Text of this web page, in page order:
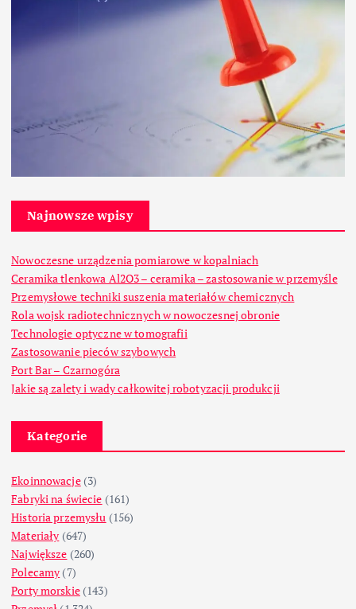
Najnowsze wpisy
Nowoczesne urządzenia pomiarowe w kopalniach
Ceramika tlenkowa Al2O3 – ceramika – zastosowanie w przemyśle
Przemysłowe techniki suszenia materiałów chemicznych
Rola wojsk radiotechnicznych w nowoczesnej obronie
Technologie optyczne w tomografii
Zastosowanie pieców szybowych
Port Bar – Czarnogóra
Jakie są zalety i wady całkowitej robotyzacji produkcji
Kategorie
Ekoinnowacje(3)
Fabryki na świecie (161)
Historia przemysłu (156)
Materiały (647)
Największe (260)
Polecamy (7)
Porty morskie(143)